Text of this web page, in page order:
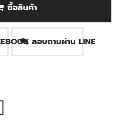
ซื้อสินค้า
สอบถามผ่าน LINE